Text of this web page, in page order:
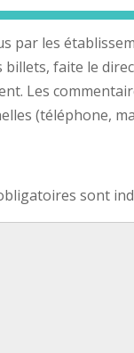
par les
faite le
Les
(téléphone,
sont